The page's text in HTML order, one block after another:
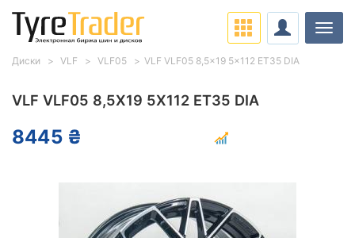
VLF VLF05 8,5X19 5X112 ET35 DIA
8445 ₴
Диски VLF VLF05 VLF VLF05 8,5x19 5x112 ET35 DIA